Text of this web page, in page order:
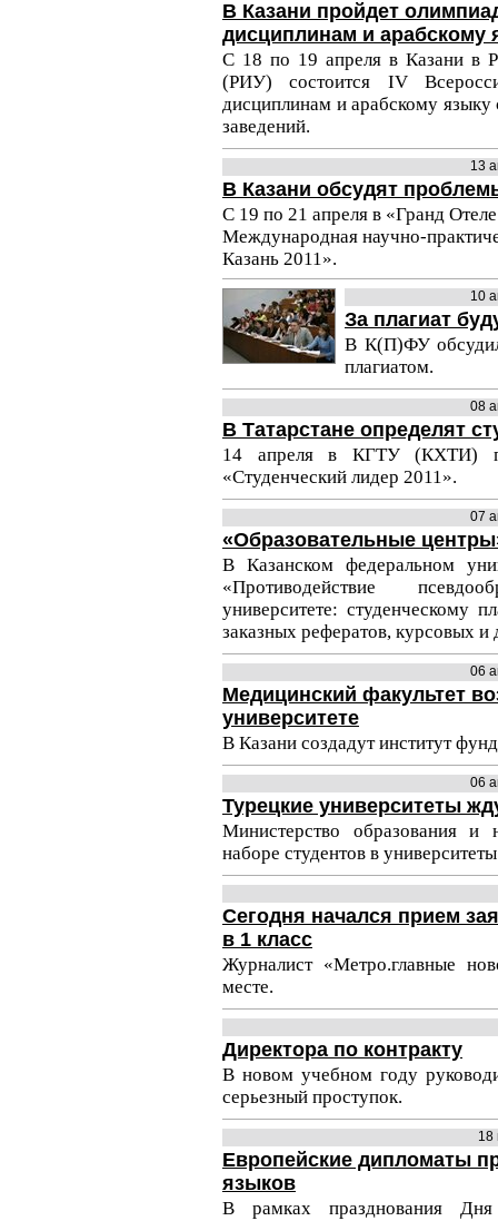
В Казани пройдет
дисциплинам и арабскому
С 18 по 19 апреля в Казани в
(РИУ) состоится IV
дисциплинам и арабскому
заведений.
13
В Казани обсудят
С 19 по 21 апреля в «Гранд
Международная научно-
Казань 2011».
10
За плагиат
В К(П)ФУ
плагиатом.
08
В Татарстане определят
14 апреля в КГТУ (КХТИ)
«Студенческий лидер 2011».
07
«Образовательные
В Казанском федеральном
«Противодействие
университете: студенческому
заказных рефератов, курсовых
06
Медицинский факультет
университете
В Казани создадут институт
06
Турецкие университеты
Министерство образования
наборе студентов в
Сегодня начался прием
в 1 класс
Журналист «Метро.главные
месте.
Директора по контракту
В новом учебном году
серьезный проступок.
18
Европейские дипломаты
языков
В рамках празднования